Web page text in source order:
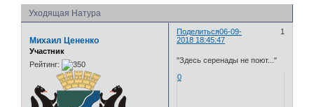
Уходящая Натура
Поделиться 1
06-09-
2018 18:45:47
Михаил Цененко
Участник
Рейтинг:
"Здесь серенады не поют..."
0